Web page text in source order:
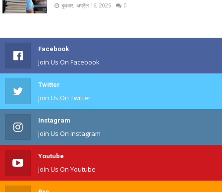
बुधवार, अप्रैल 16, 2025 0
Facebook
Join Us On Facebook
Twitter
Join Us On Twitter
Instagram
Join Us On Instagram
Youtube
Join Us On Youtube